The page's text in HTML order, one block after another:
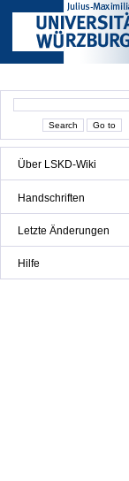
Über LSKD-Wiki
Handschriften
Letzte Änderungen
Hilfe